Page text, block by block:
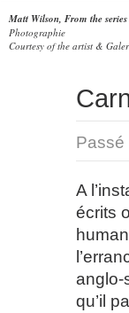
Matt Wilson, From the
Photographie
Courtesy of the artist &
Passé
A
écrits
anglo-
qu’il